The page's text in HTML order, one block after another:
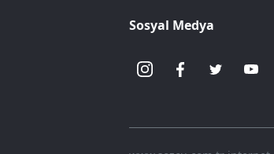
Sosyal Medya